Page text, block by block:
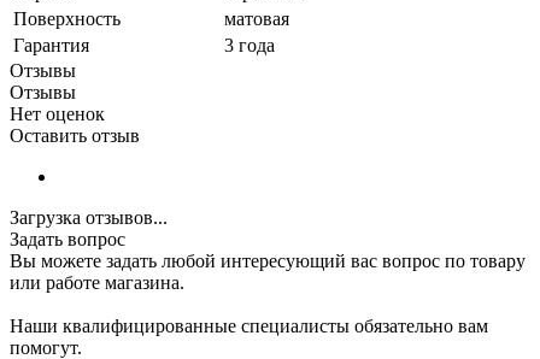
Поверхность
матовая
Гарантия
3 года
Отзывы
Отзывы
Нет оценок
Оставить отзыв
Загрузка отзывов...
Задать вопрос
Вы можете задать любой интересующий вас вопрос по товару
или работе магазина.
Наши квалифицированные специалисты обязательно вам
помогут.